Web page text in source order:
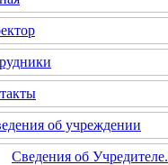
об учреждении
Сведения об Учредителе.